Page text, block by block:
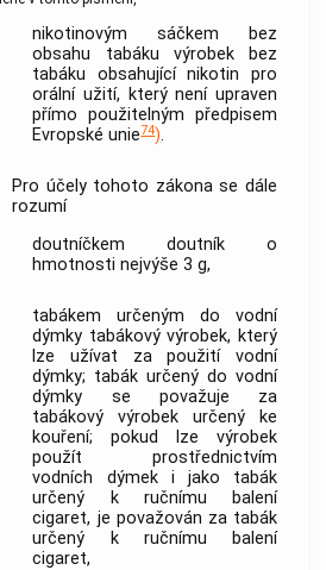
nikotinovým sáčkem bez
obsahu tabáku výrobek bez
tabáku obsahující nikotin pro
orální užití, který není upraven
přímo použitelným předpisem
Evropské unie74).
Pro účely tohoto zákona se dále
rozumí
doutníčkem doutník o
hmotnosti nejvýše 3 g,
tabákem určeným do vodní
dýmky tabákový výrobek, který
lze užívat za použití vodní
dýmky; tabák určený do vodní
dýmky se považuje za
tabákový výrobek určený ke
kouření; pokud lze výrobek
použít prostřednictvím
vodních dýmek i jako tabák
určený k ručnímu balení
cigaret, je považován za tabák
určený k ručnímu balení
cigaret,